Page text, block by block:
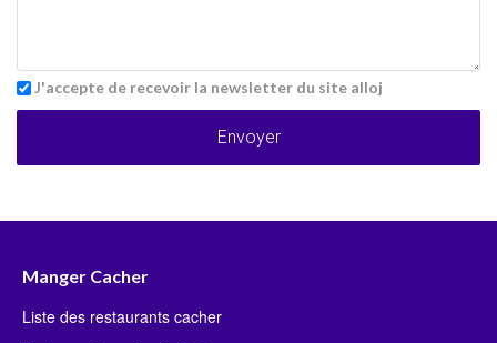
J'accepte de recevoir la newsletter du site alloj
Envoyer
Manger Cacher
Liste des restaurants cacher